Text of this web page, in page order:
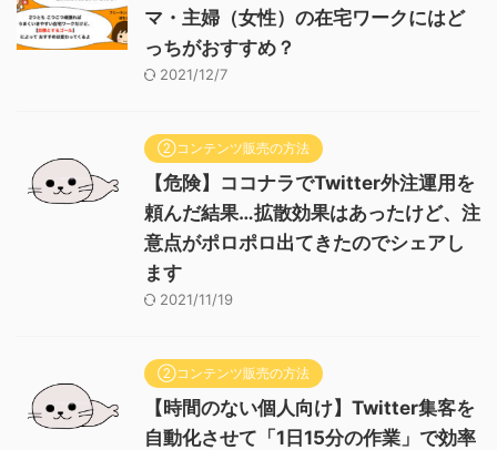
マ・主婦（女性）の在宅ワークにはど
っちがおすすめ？
2021/12/7
②コンテンツ販売の方法
【危険】ココナラでTwitter外注運用を
頼んだ結果…拡散効果はあったけど、注
意点がポロポロ出てきたのでシェアし
ます
2021/11/19
②コンテンツ販売の方法
【時間のない個人向け】Twitter集客を
自動化させて「1日15分の作業」で効率